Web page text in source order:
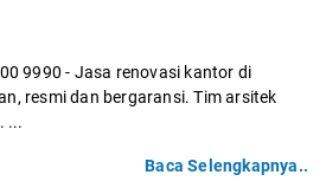
9990 - Jasa renovasi kantor di
resmi dan bergaransi. Tim arsitek
...
Baca Selengkapnya..